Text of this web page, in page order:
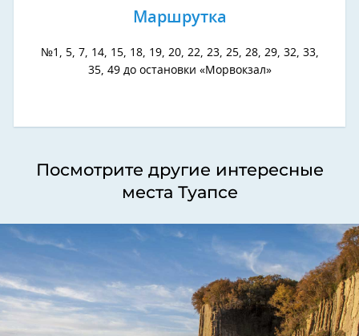
Маршрутка
№1, 5, 7, 14, 15, 18, 19, 20, 22, 23, 25, 28, 29, 32, 33,
35, 49 до остановки «Морвокзал»
Посмотрите другие интересные
места Туапсе